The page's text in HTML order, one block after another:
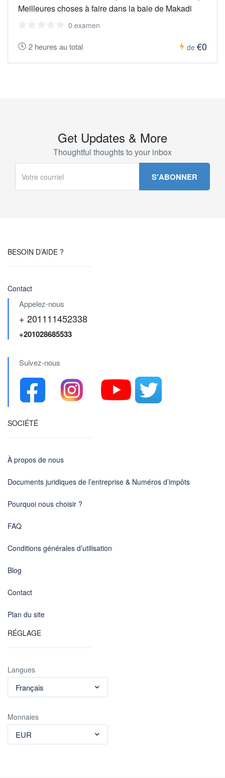
Meilleures choses à faire dans la baie de Makadi
0 examen
2 heures au total de €0
Get Updates & More
Thoughtful thoughts to your inbox
BESOIN D’AIDE ?
Contact
Appelez-nous
+ 201111452338
+201028685533
Suivez-nous
SOCIÉTÉ
À propos de nous
Documents juridiques de l’entreprise & Numéros d’impôts
Pourquoi nous choisir ?
FAQ
Conditions générales d’utilisation
Blog
Contact
Plan du site
RÉGLAGE
Langues
Français
Monnaies
EUR